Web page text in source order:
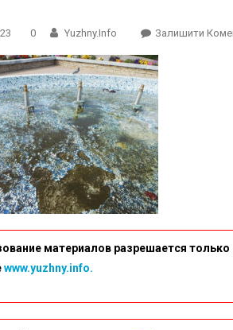
0 Yuzhny.info Залишити
материалов разрешается
www.yuzhny.info.